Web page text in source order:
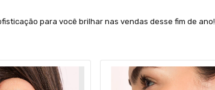
para você brilhar nas vendas desse fim de ano!